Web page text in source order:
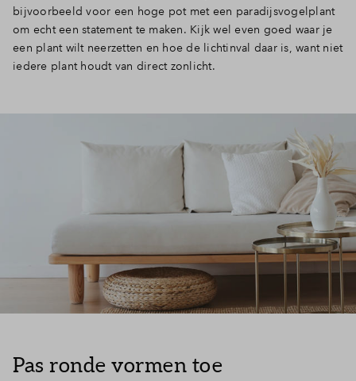
bijvoorbeeld voor een hoge pot met een paradijsvogelplant
om echt een statement te maken. Kijk wel even goed waar je
een plant wilt neerzetten en hoe de lichtinval daar is, want niet
iedere plant houdt van direct zonlicht.
Pas ronde vormen toe